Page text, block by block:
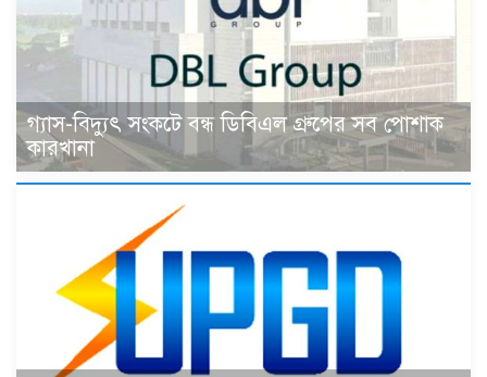
গ্যাস-বিদ্যুৎ সংকটে বন্ধ ডিবিএল গ্রুপের সব পোশাক
কারখানা